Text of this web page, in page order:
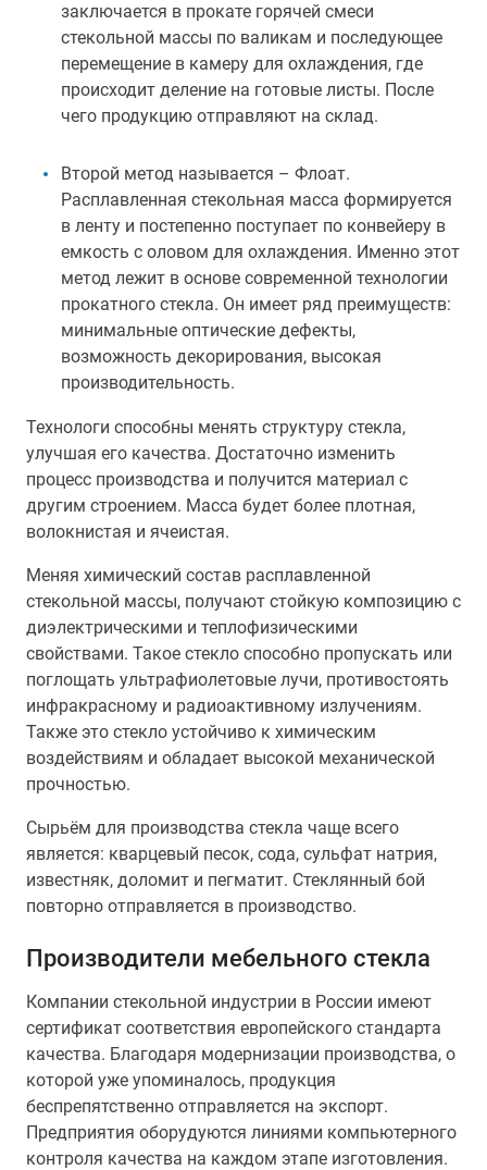
заключается в прокате горячей смеси
стекольной массы по валикам и последующее
перемещение в камеру для охлаждения, где
происходит деление на готовые листы. После
чего продукцию отправляют на склад.
Второй метод называется – Флоат.
Расплавленная стекольная масса формируется
в ленту и постепенно поступает по конвейеру в
емкость с оловом для охлаждения. Именно этот
метод лежит в основе современной технологии
прокатного стекла. Он имеет ряд преимуществ:
минимальные оптические дефекты,
возможность декорирования, высокая
производительность.
Технологи способны менять структуру стекла,
улучшая его качества. Достаточно изменить
процесс производства и получится материал с
другим строением. Масса будет более плотная,
волокнистая и ячеистая.
Меняя химический состав расплавленной
стекольной массы, получают стойкую композицию с
диэлектрическими и теплофизическими
свойствами. Такое стекло способно пропускать или
поглощать ультрафиолетовые лучи, противостоять
инфракрасному и радиоактивному излучениям.
Также это стекло устойчиво к химическим
воздействиям и обладает высокой механической
прочностью.
Сырьём для производства стекла чаще всего
является: кварцевый песок, сода, сульфат натрия,
известняк, доломит и пегматит. Стеклянный бой
повторно отправляется в производство.
Производители мебельного стекла
Компании стекольной индустрии в России имеют
сертификат соответствия европейского стандарта
качества. Благодаря модернизации производства, о
которой уже упоминалось, продукция
беспрепятственно отправляется на экспорт.
Предприятия оборудуются линиями компьютерного
контроля качества на каждом этапе изготовления.